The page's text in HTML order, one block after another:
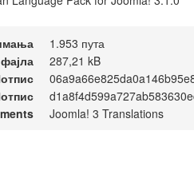
1.953 пута
287,21 kB
Joomla! 3 Translations